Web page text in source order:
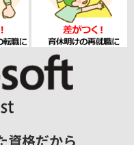
資格だから